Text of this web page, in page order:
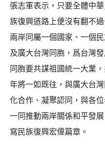
張志軍表示，只要全體中
族復興道路上便沒有翻不
兩岸同屬一個國家、一個
及廣大台灣同胞，爲台灣
同胞要共謀祖國統一大業
年將一如既往，與廣大台
化合作、凝聚認同，與各
一同推動兩岸關係和平發
寫民族復興宏偉篇章。